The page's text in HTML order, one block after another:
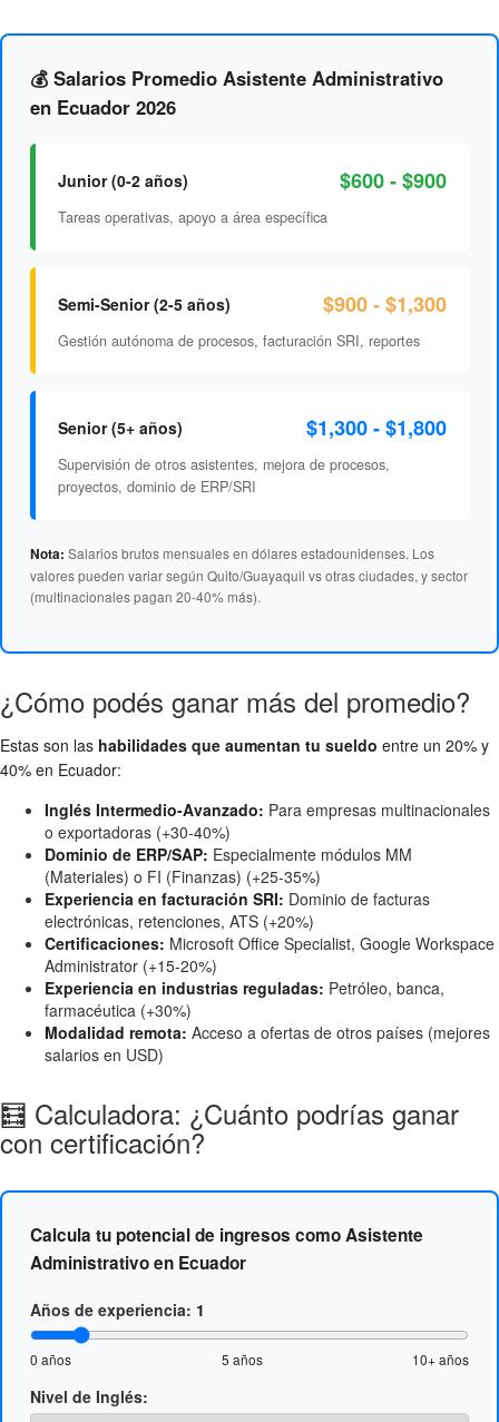
💰 Salarios Promedio Asistente Administrativo
en Ecuador 2026
Junior (0-2 años) $600 - $900
Tareas operativas, apoyo a área específica
Semi-Senior (2-5 años) $900 - $1,300
Gestión autónoma de procesos, facturación SRI, reportes
Senior (5+ años) $1,300 - $1,800
Supervisión de otros asistentes, mejora de procesos,
proyectos, dominio de ERP/SRI
Nota: Salarios brutos mensuales en dólares estadounidenses. Los
valores pueden variar según Quito/Guayaquil vs otras ciudades, y sector
(multinacionales pagan 20-40% más).
¿Cómo podés ganar más del promedio?
Estas son las habilidades que aumentan tu sueldo entre un 20% y
40% en Ecuador:
Inglés Intermedio-Avanzado: Para empresas multinacionales
o exportadoras (+30-40%)
Dominio de ERP/SAP: Especialmente módulos MM
(Materiales) o FI (Finanzas) (+25-35%)
Experiencia en facturación SRI: Dominio de facturas
electrónicas, retenciones, ATS (+20%)
Certificaciones: Microsoft Office Specialist, Google Workspace
Administrator (+15-20%)
Experiencia en industrias reguladas: Petróleo, banca,
farmacéutica (+30%)
Modalidad remota: Acceso a ofertas de otros países (mejores
salarios en USD)
🧮 Calculadora: ¿Cuánto podrías ganar
con certificación?
Calcula tu potencial de ingresos como Asistente
Administrativo en Ecuador
Años de experiencia: 1
0 años 5 años 10+ años
Nivel de Inglés: